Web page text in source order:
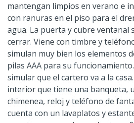
mantengan limpios en verano e
con ranuras en el piso para el
agua. La puerta y cubre ventanal
cerrar. Viene con timbre y
simulan muy bien los elementos
pilas AAA para su
simular que el cartero va a la
interior que tiene una banqueta,
chimenea, reloj y teléfono de
cuenta con un lavaplatos y